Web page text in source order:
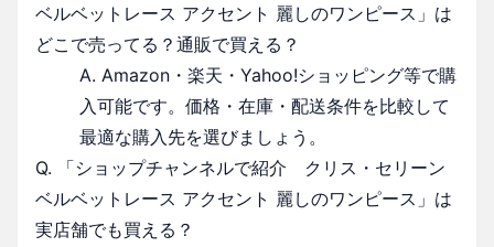
ベルベットレース アクセント 麗しのワンピース」は
どこで売ってる？通販で買える？
A. Amazon・楽天・Yahoo!ショッピング等で購
入可能です。価格・在庫・配送条件を比較して
最適な購入先を選びましょう。
Q. 「ショップチャンネルで紹介 クリス・セリーン
ベルベットレース アクセント 麗しのワンピース」は
実店舗でも買える？